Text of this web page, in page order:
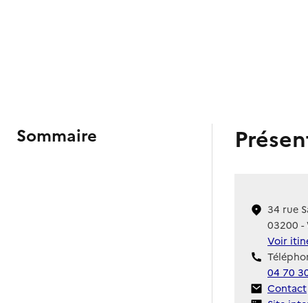
Sommaire
34 rue
03200 -
Voir
04 70
Contact
Contact